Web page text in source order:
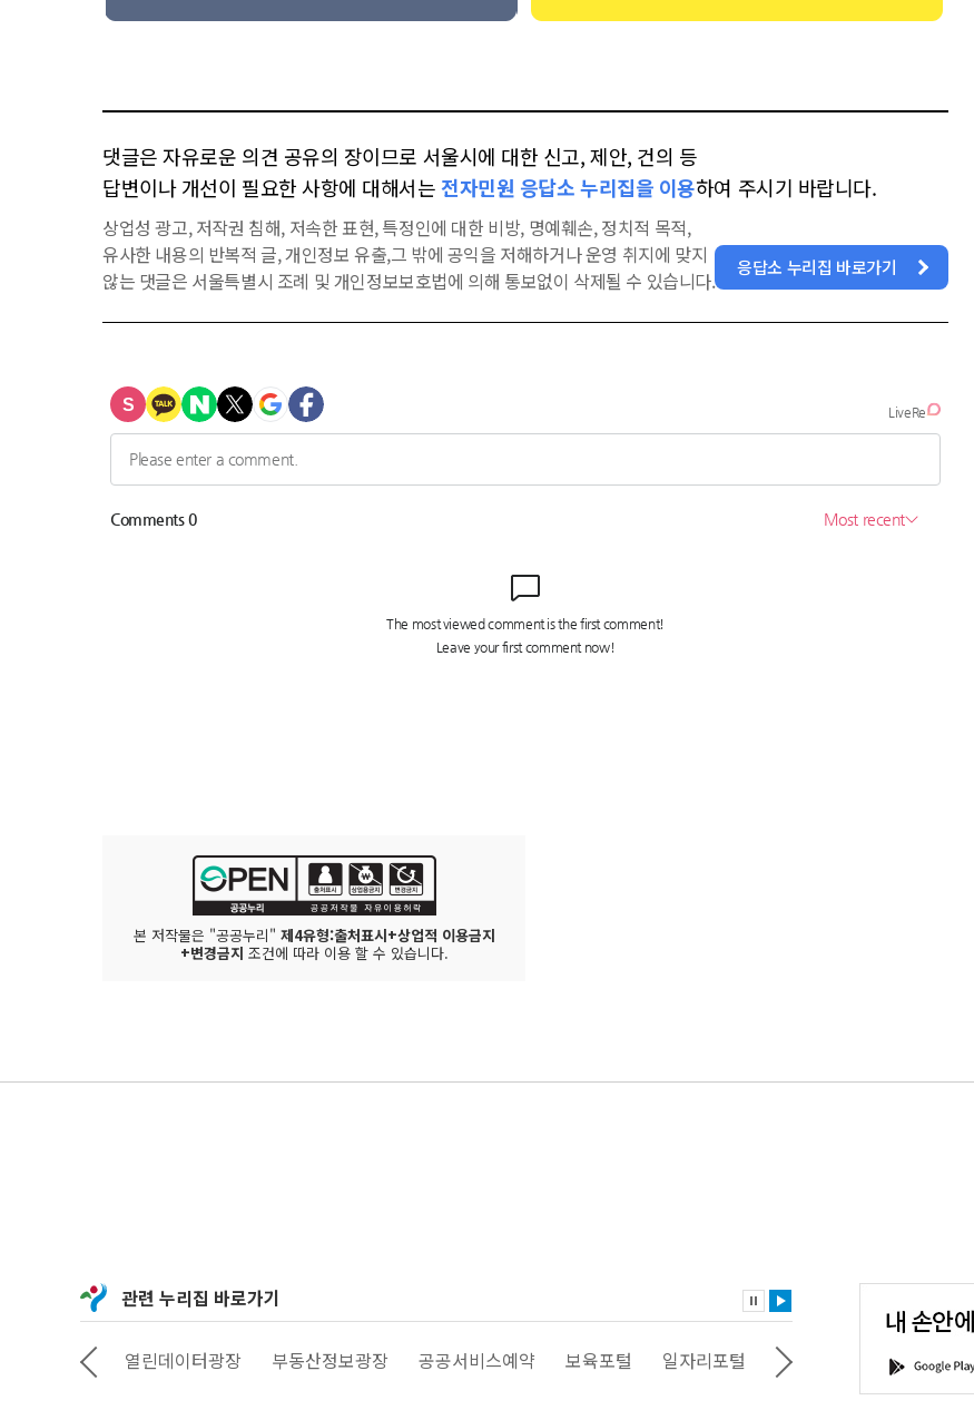
댓글은 자유로운 의견 공유의 장이므로 서울시에 대한 신고, 제안, 건의 등
답변이나 개선이 필요한 사항에 대해서는 전자민원 응답소 누리집을 이용하여 주시기 바랍니다.
상업성 광고, 저작권 침해, 저속한 표현, 특정인에 대한 비방, 명예훼손, 정치적 목적,
유사한 내용의 반복적 글, 개인정보 유출,그 밖에 공익을 저해하거나 운영 취지에 맞지
않는 댓글은 서울특별시 조례 및 개인정보보호법에 의해 통보없이 삭제될 수 있습니다.
응답소 누리집 바로가기
본 저작물은 "공공누리" 제4유형:출처표시+상업적 이용금지
+변경금지 조건에 따라 이용 할 수 있습니다.
관련 누리집 바로가기
보소통광장 열린데이터광장 부동산정보광장 공공서비스예약 보육포털 일자리포털 문화포털 평생학습포털
내
울'을
다
G
o
o